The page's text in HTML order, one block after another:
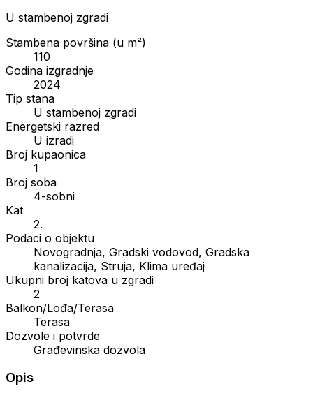
U stambenoj zgradi
Stambena površina (u m²)
110
Godina izgradnje
2024
Tip stana
U stambenoj zgradi
Energetski razred
U izradi
Broj kupaonica
1
Broj soba
4-sobni
Kat
2.
Podaci o objektu
Novogradnja, Gradski vodovod, Gradska
kanalizacija, Struja, Klima uređaj
Ukupni broj katova u zgradi
2
Balkon/Lođa/Terasa
Terasa
Dozvole i potvrde
Građevinska dozvola
Opis